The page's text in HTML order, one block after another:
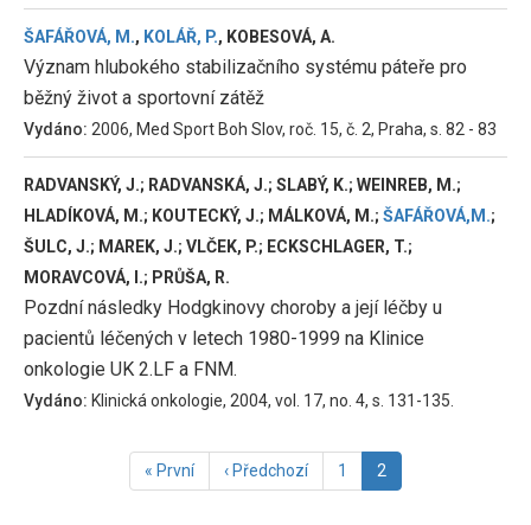
ŠAFÁŘOVÁ, M., KOLÁŘ, P., KOBESOVÁ, A.
Význam hlubokého stabilizačního systému páteře pro
běžný život a sportovní zátěž
Vydáno: 2006, Med Sport Boh Slov, roč. 15, č. 2, Praha, s. 82 - 83
RADVANSKÝ, J.; RADVANSKÁ, J.; SLABÝ, K.; WEINREB, M.;
HLADÍKOVÁ, M.; KOUTECKÝ, J.; MÁLKOVÁ, M.; ŠAFÁŘOVÁ,M.;
ŠULC, J.; MAREK, J.; VLČEK, P.; ECKSCHLAGER, T.;
MORAVCOVÁ, I.; PRŮŠA, R.
Pozdní následky Hodgkinovy choroby a její léčby u
pacientů léčených v letech 1980-1999 na Klinice
onkologie UK 2.LF a FNM.
Vydáno: Klinická onkologie, 2004, vol. 17, no. 4, s. 131-135.
First
page
« První
Předchozí
stránka
‹ Předchozí Page
1
Aktuální
stránka
2